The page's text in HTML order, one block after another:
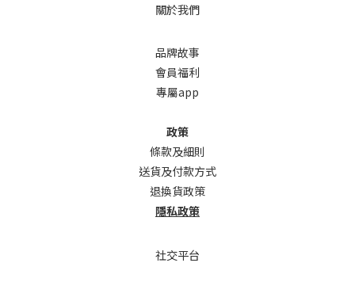
關於我們
品牌故事
會員福利
專屬app
政策
條款及細則
送貨及付款方式
退換貨政策
隱私政策
社交平台